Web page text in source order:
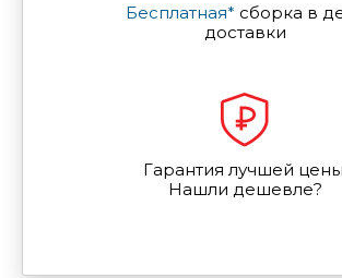
Бесплатная* сборка в
доставки
Гарантия лучшей
Нашли дешевле?